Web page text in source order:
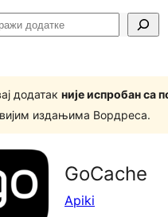
додатак није испробан са
издањима Вордреса.
GoCache
Apiki